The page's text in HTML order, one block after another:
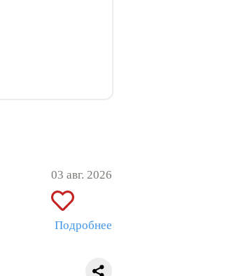
03 авг. 2026
Подробнее